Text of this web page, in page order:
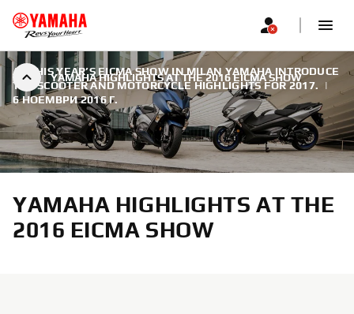
YAMAHA HIGHLIGHTS AT THE 2016 EICMA SHOW
AT THIS YEAR’S EICMA SHOW IN MILAN YAMAHA INTRODUCE
THE SCOOTER AND MOTORCYCLE HIGHLIGHTS FOR 2017.
|
6 НОЕМВРИ 2016 Г.
YAMAHA HIGHLIGHTS AT THE
2016 EICMA SHOW